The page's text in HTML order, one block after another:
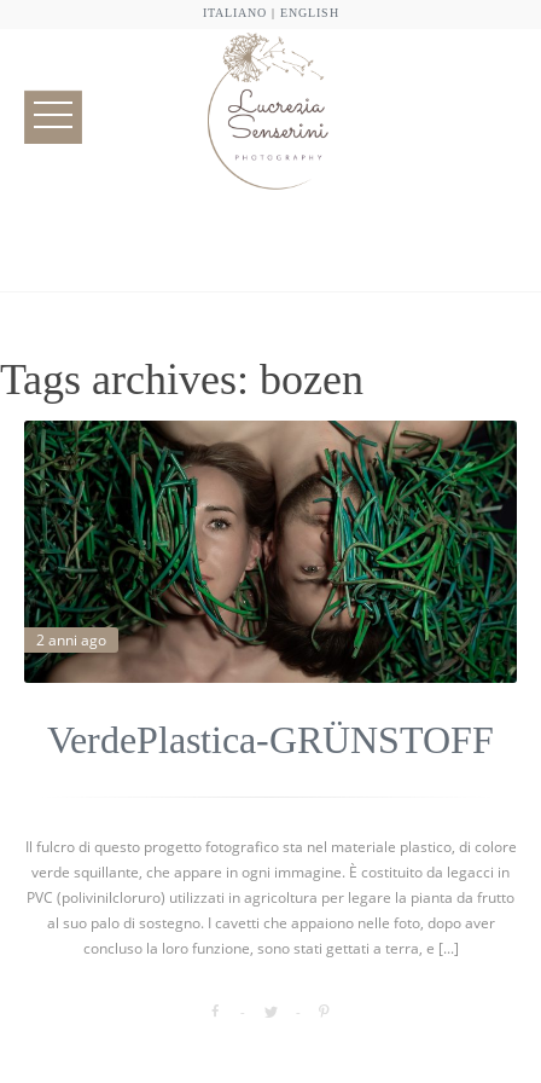
ITALIANO | ENGLISH
Tags archives: bozen
2 anni ago
VerdePlastica-GRÜNSTOFF
Il fulcro di questo progetto fotografico sta nel materiale plastico, di colore
verde squillante, che appare in ogni immagine. È costituito da legacci in
PVC (polivinilcloruro) utilizzati in agricoltura per legare la pianta da frutto
al suo palo di sostegno. I cavetti che appaiono nelle foto, dopo aver
concluso la loro funzione, sono stati gettati a terra, e [...]